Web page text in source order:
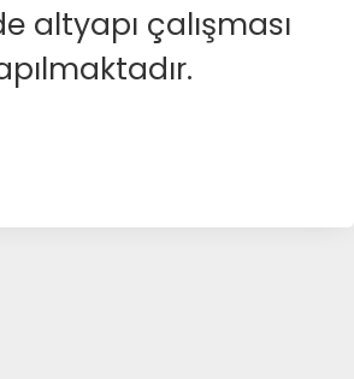
altyapı çalışması